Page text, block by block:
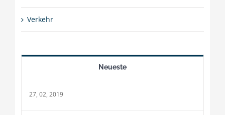
Verkehr
Neueste
27, 02, 2019